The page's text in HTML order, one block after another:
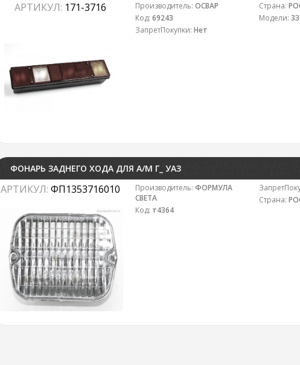
АРТИКУЛ: 171-3716 Производитель: ОСВАР
Код: 69243
ЗапретПокупки: Нет
Страна:
Модели:
ФОНАРЬ ЗАДНЕГО ХОДА ДЛЯ А/М Г_ УАЗ
АРТИКУЛ: ФП1353716010 Производитель: ФОРМУЛА
СВЕТА
Код: т4364
Страна: